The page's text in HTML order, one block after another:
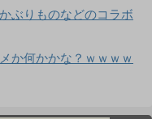
ぶりものなどのコラボ
か何かかな？ｗｗｗｗ